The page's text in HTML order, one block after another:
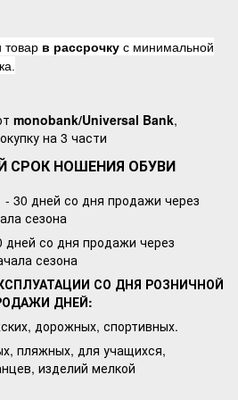
товар в рассрочку с минимальной
monobank/Universal Bank,
на 3 части
СРОК НОШЕНИЯ ОБУВИ
- 30 дней со дня продажи через
сезона
дней со дня продажи через
сезона
СО ДНЯ РОЗНИЧНОЙ
ДНЕЙ:
дорожных, спортивных.
пляжных, для учащихся,
изделий мелкой